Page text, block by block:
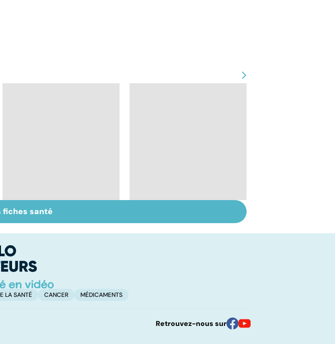
Bien vivre la
ménopause
démangeaisons : au
fiches santé
LA SANTÉ CANCER MÉDICAMENTS
Retrouvez-nous sur